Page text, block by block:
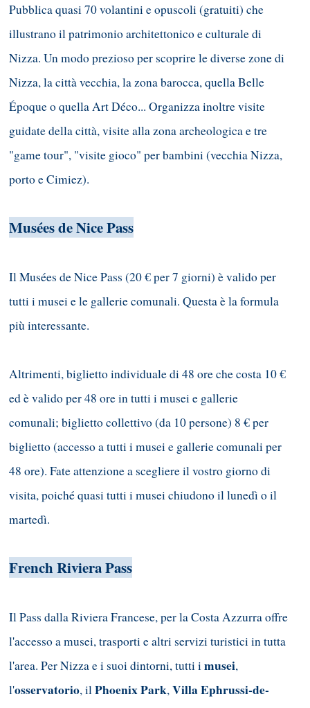
Pubblica quasi 70 volantini e opuscoli (gratuiti) che
illustrano il patrimonio architettonico e culturale di
Nizza. Un modo prezioso per scoprire le diverse zone di
Nizza, la città vecchia, la zona barocca, quella Belle
Époque o quella Art Déco... Organizza inoltre visite
guidate della città, visite alla zona archeologica e tre
"game tour", "visite gioco" per bambini (vecchia Nizza,
porto e Cimiez).
Musées de Nice Pass
Il Musées de Nice Pass (20 € per 7 giorni) è valido per
tutti i musei e le gallerie comunali. Questa è la formula
più interessante.
Altrimenti, biglietto individuale di 48 ore che costa 10 €
ed è valido per 48 ore in tutti i musei e gallerie
comunali; biglietto collettivo (da 10 persone) 8 € per
biglietto (accesso a tutti i musei e gallerie comunali per
48 ore). Fate attenzione a scegliere il vostro giorno di
visita, poiché quasi tutti i musei chiudono il lunedì o il
martedì.
French Riviera Pass
Il Pass dalla Riviera Francese, per la Costa Azzurra offre
l'accesso a musei, trasporti e altri servizi turistici in tutta
l'area. Per Nizza e i suoi dintorni, tutti imusei,
l'osservatorio, ilPhoenix Park,Villa Ephrussi-de-